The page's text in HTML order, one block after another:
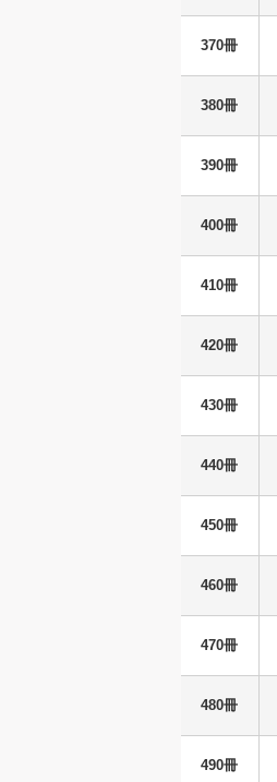
370冊
380冊
390冊
400冊
410冊
420冊
430冊
440冊
450冊
460冊
470冊
480冊
490冊